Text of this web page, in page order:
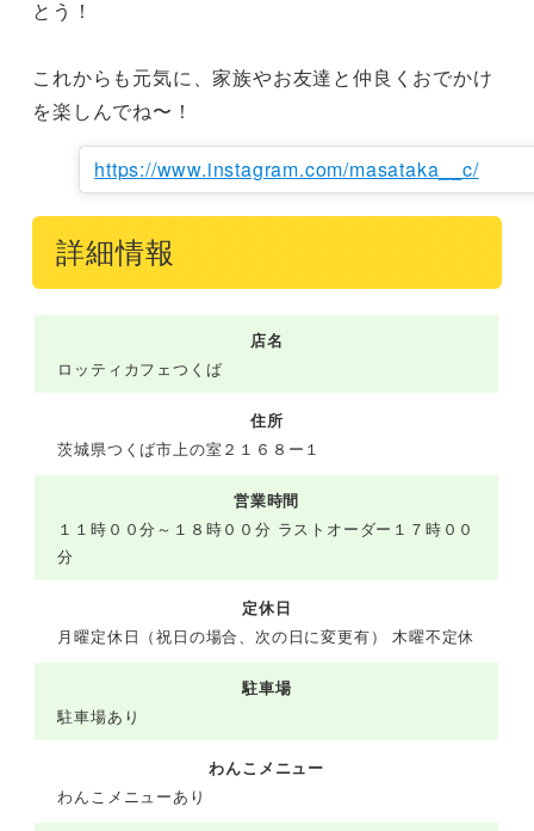
とう！
これからも元気に、家族やお友達と仲良くおでかけ
を楽しんでね〜！
https://www.instagram.com/masataka__c/
詳細情報
店名
ロッティカフェつくば
住所
茨城県つくば市上の室２１６８ー１
営業時間
１１時００分～１８時００分 ラストオーダー１７時００
分
定休日
月曜定休日（祝日の場合、次の日に変更有） 木曜不定休
駐車場
駐車場あり
わんこメニュー
わんこメニューあり